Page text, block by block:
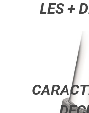
LES +